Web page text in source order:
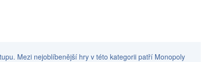
Mezi nejoblíbenější hry v této kategorii patří Monopoly